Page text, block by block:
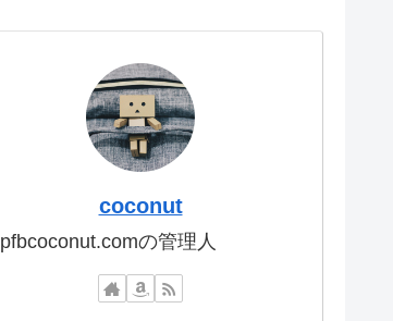
coconut
pfbcoconut.comの管理人